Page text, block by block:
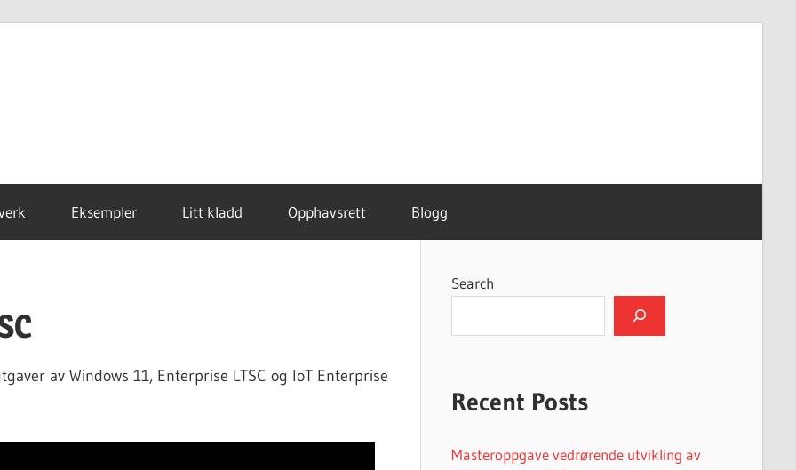
Eksempler Litt kladd Opphavsrett Blogg
av Windows 11, Enterprise LTSC og IoT Enterprise
Search
Recent Posts
Masteroppgave vedrørende utvikling av